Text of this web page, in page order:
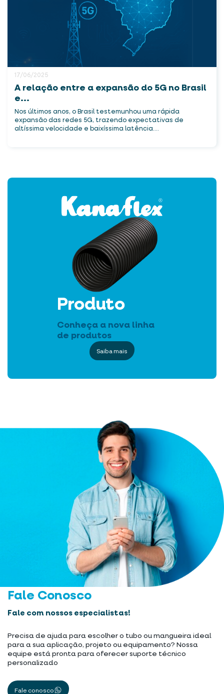
17/06/2025
A relação entre a expansão do 5G no Brasil
e...
Nos últimos anos, o Brasil testemunhou uma rápida
expansão das redes 5G, trazendo expectativas de
altíssima velocidade e baixíssima latência....
Produto
Conheça a nova linha
de produtos
Saiba mais
Fale Conosco
Fale com nossos especialistas!
Precisa de ajuda para escolher o tubo ou mangueira ideal
para a sua aplicação, projeto ou equipamento? Nossa
equipe está pronta para oferecer suporte técnico
personalizado
Fale conosco